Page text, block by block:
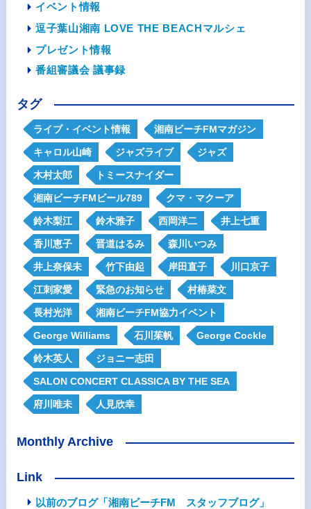
イベント情報
逗子葉山湘南 LOVE THE BEACHマルシェ
プレゼント情報
番組審議会 議事録
タグ
ライブ・イベント情報 湘南ビーチFMマガジン
キャロル山崎 ジャズライブ ジャズ
木村太郎 トミースナイダー
湘南ビーチFMビール789 クマ・マクーア
鈴木梨江 鈴木雅子 西岡洋二 井上七重
香川恵子 晋道はるみ 森川いつみ
井上奈保未 竹下由起 岸田直子 川口京子
江刺家愛 緊急のお知らせ 村椿菜文
長村光洋 湘南ビーチFM協力イベント
George Williams 石川茱帆 George Cockle
鈴木英人 ジョニー志田
SALON CONCERT CLASSICA BY THE SEA
府川唯未 人見欣幸
Monthly Archive
Link
以前のブログ「湘南ビーチFM スタッフブログ」